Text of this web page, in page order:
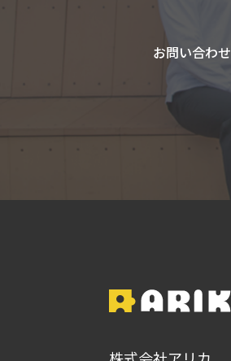
お問い合わせ